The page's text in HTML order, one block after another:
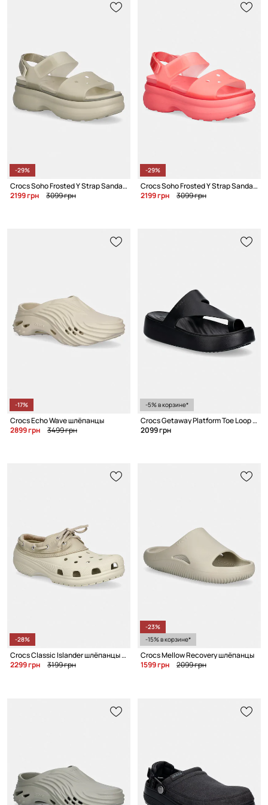
-29%
Crocs Soho Frosted Y Strap Sandal на платформе для женщин
2199 грн
3099 грн
-29%
Crocs Soho Frosted Y Strap Sandal сандалии на платформе для женщин
2199 грн
3099 грн
-17%
Crocs Echo Wave шлёпанцы
2899 грн
3499 грн
-5% в корзине*
Crocs Getaway Platform Toe Loop вьетнамки для женщин
2099 грн
-28%
Crocs Classic Islander шлёпанцы для мужчин
2299 грн
3199 грн
-23%
-15% в корзине*
Crocs Mellow Recovery шлёпанцы
1599 грн
2099 грн